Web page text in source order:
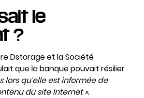
le
?
Dstorage et la Société
que la banque pouvait résilier
lors qu’elle est informée de
du site Internet ».